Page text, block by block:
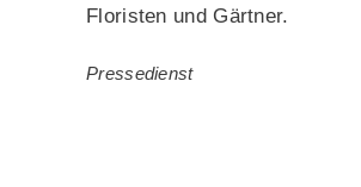
Floristen und Gärtner.
Pressedienst